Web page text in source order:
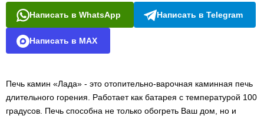
Написать в WhatsApp Написать в Telegram
Написать в MAX
Печь камин «Лада» - это отопительно-варочная каминная печь
длительного горения. Работает как батарея с температурой 100
градусов. Печь способна не только обогреть Ваш дом, но и